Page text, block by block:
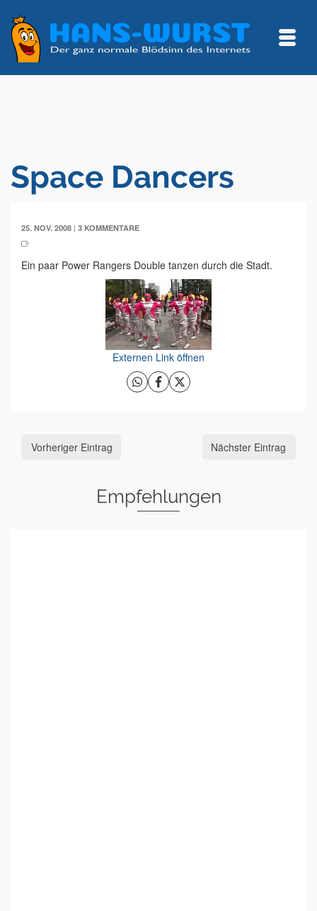
Space Dancers
25. NOV. 2008 | 3 KOMMENTARE
Ein paar Power Rangers Double tanzen durch die Stadt.
Externen Link öffnen
Vorheriger Eintrag Nächster Eintrag
Empfehlungen